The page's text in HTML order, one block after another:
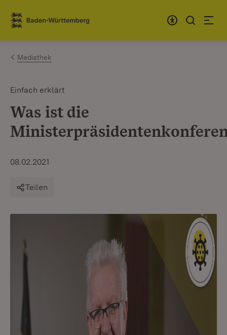
Zum Inhalt springen
Link zur Startseite
Mediathek
Einfach erklärt
Was ist die
08.02.2021
Teilen